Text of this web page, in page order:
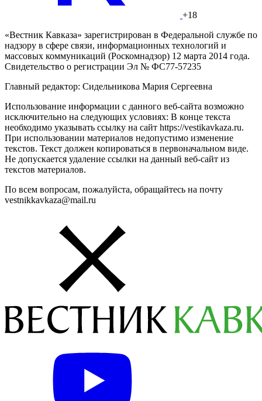
+18
«Вестник Кавказа» зарегистрирован в Федеральной службе по
надзору в сфере связи, информационных технологий и
массовых коммуникаций (Роскомнадзор) 12 марта 2014 года.
Свидетельство о регистрации Эл № ФС77-57235
Главный редактор: Сидельникова Мария Сергеевна
Использование информации с данного веб-сайта возможно
исключительно на следующих условиях: В конце текста
необходимо указывать ссылку на сайт https://vestikavkaza.ru.
При использовании материалов недопустимо изменение
текстов. Текст должен копироваться в первоначальном виде.
Не допускается удаление ссылки на данный веб-сайт из
текстов материалов.
По всем вопросам, пожалуйста, обращайтесь на почту
vestnikkavkaza@mail.ru